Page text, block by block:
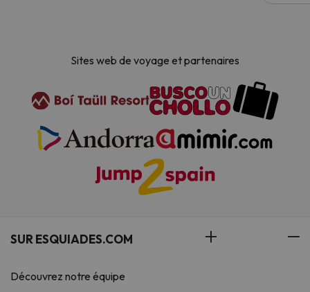
Sites web de voyage et partenaires
SUR ESQUIADES.COM
Découvrez notre équipe